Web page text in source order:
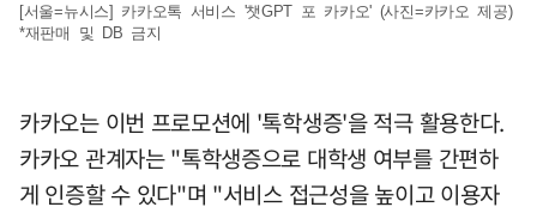
[서울=뉴시스] 카카오톡 서비스 '챗GPT 포 카카오' (사진=카카오 제공)
*재판매 및 DB 금지
카카오는 이번 프로모션에 '톡학생증'을 적극 활용한다.
카카오 관계자는 "톡학생증으로 대학생 여부를 간편하
게 인증할 수 있다"며 "서비스 접근성을 높이고 이용자